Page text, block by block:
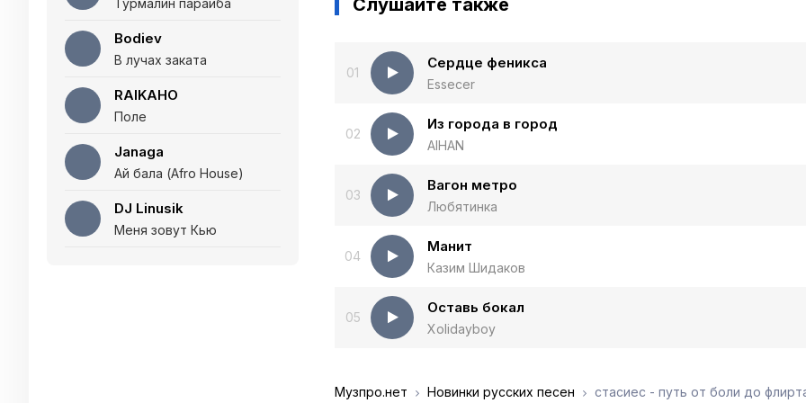
Турмалин параиба
Bodiev
В лучах заката
RAIKAHO
Поле
Janaga
Ай бала (Afro House)
DJ Linusik
Меня зовут Кью
Слушайте также
01
Сердце феникса
Essecer
02
Из города в город
AIHAN
03
Вагон метро
Любятинка
04
Манит
Казим Шидаков
05
Оставь бокал
Xolidayboy
Музпро.нет Новинки русских песен стасиес - путь от боли до